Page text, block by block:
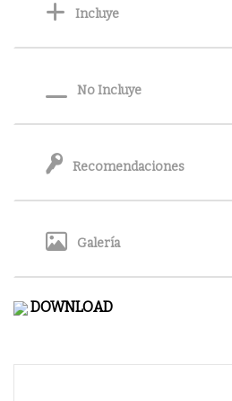
Incluye
No Incluye
Recomendaciones
Galería
DOWNLOAD